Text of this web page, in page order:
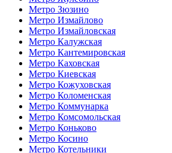
Метро Зюзино
Метро Измайлово
Метро Измайловская
Метро Калужская
Метро Кантемировская
Метро Каховская
Метро Киевская
Метро Кожуховская
Метро Коломенская
Метро Коммунарка
Метро Комсомольская
Метро Коньково
Метро Косино
Метро Котельники